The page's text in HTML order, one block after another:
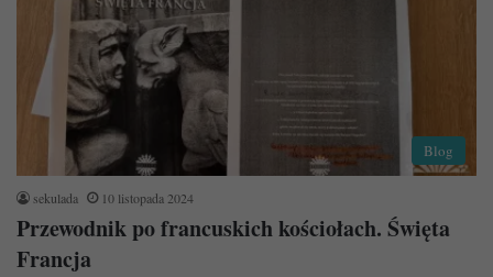
Blog
sekulada 10 listopada 2024
Przewodnik po francuskich kościołach. Święta
Francja